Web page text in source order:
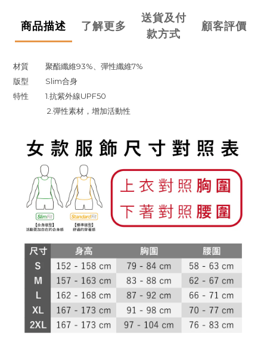
商品描述 了解更多
送貨及付
款方式
顧客評價
材質
聚酯纖維93%、彈性纖維7%
版型
Slim合身
特性
1.抗紫外線UPF50
2.彈性素材，增加活動性